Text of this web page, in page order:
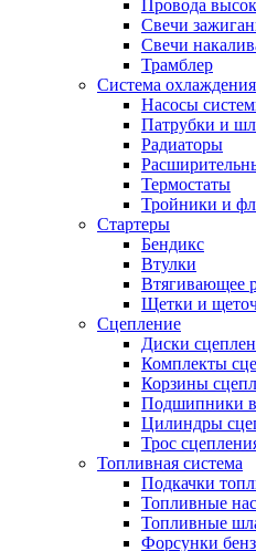
Провода
Свечи
Свечи
Трамблер
Система охлаждения
Насосы
Патрубки и
Радиаторы
Термостаты
Тройники и
Стартеры
Бендикс
Втулки
Втягивающее
Щетки и
Сцепление
Диски
Комплекты
Корзины
Подшипники
Цилиндры
Трос
Топливная система
Подкачки
Топливные
Топливные
Форсунки